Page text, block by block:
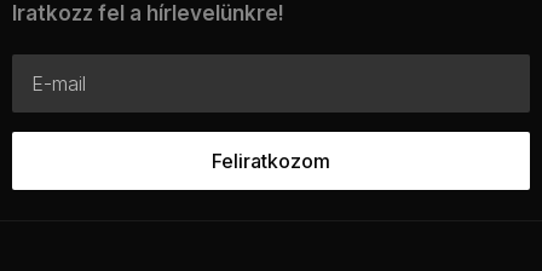
Iratkozz fel a hírlevelünkre!